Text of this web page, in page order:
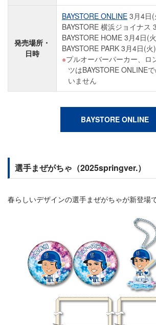
発売場所・
日時
BAYSTORE ONLINE 3月4日
BAYSTORE 横浜ジョイナス
BAYSTORE HOME 3月4日(
BAYSTORE PARK 3月4日(火
プルオーバーパーカー、ロ
ツはBAYSTORE ONLINE
いません
BAYSTORE ONLINE
選手まぜがちゃ（2025springver.）
春らしいデザインの選手まぜがちゃが新登場